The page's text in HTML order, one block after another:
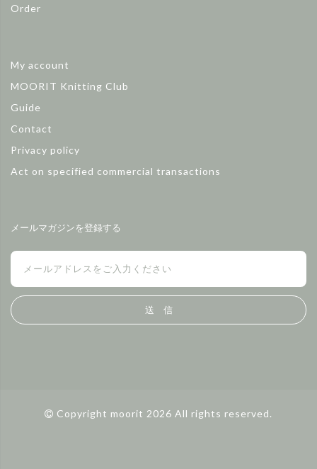
Order
My account
MOORIT Knitting Club
Guide
Contact
Privacy policy
Act on specified commercial transactions
メールマガジンを登録する
送 信
Copyright moorit 2026 All rights reserved.